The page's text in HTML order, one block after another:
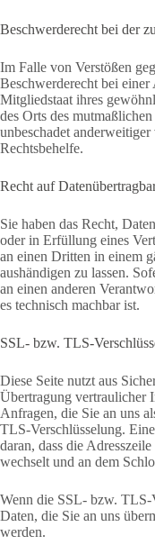
Beschwerde­recht bei der
Im Falle von Verstößen
Beschwerderecht bei
Mitgliedstaat ihres
des Orts des
unbeschadet
Rechtsbehelfe.
Recht auf
Sie haben das Recht,
oder in Erfüllung eines
an einen Dritten in einem
aushändigen zu lassen.
an einen anderen
es technisch machbar ist.
SSL- bzw. TLS-
Diese Seite nutzt aus
Übertragung vertraulicher
Anfragen, die Sie an uns
TLS-Verschlüsselung.
daran, dass die
wechselt und an dem
Wenn die SSL- bzw. TLS-
Daten, die Sie an uns
werden.